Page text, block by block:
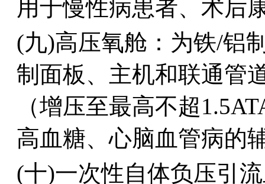
用于慢性病患者、术后
(九)高压氧舱：为铁/铝
制面板、主机和联通管
（增压至最高不超
高血糖、心脑血管病的
(十)一次性自体负压引